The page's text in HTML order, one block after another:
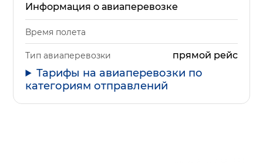
Информация о авиаперевозке
Время полета
Тип авиаперевозки прямой рейс
Тарифы на авиаперевозки по
категориям отправлений